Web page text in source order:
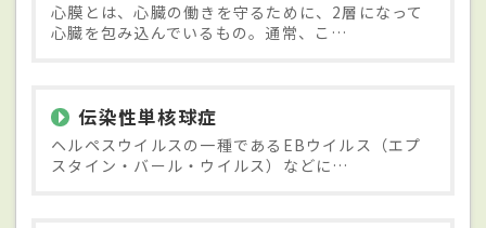
心膜とは、心臓の働きを守るために、2層になって
心臓を包み込んでいるもの。通常、こ…
伝染性単核球症
ヘルペスウイルスの一種であるEBウイルス（エプ
スタイン・バール・ウイルス）などに…